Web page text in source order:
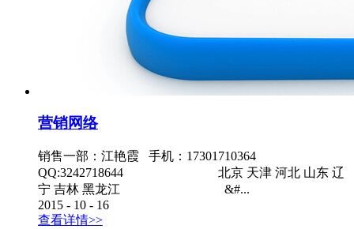
营销网络
销售一部：江艳霞 手机：17301710364
QQ:3242718644 北京 天津 河北 山东 辽
宁 吉林 黑龙江 &#...
2015 - 10 - 16
查看详情>>